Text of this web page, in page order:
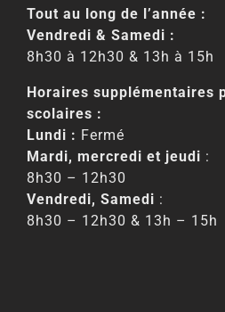
Tout au long de l’année :
Vendredi & Samedi :
8h30 à 12h30 & 13h à 15h
Horaires supplémentaires
scolaires :
Lundi : Fermé
Mardi, mercredi et jeudi :
8h30 – 12h30
Vendredi, Samedi :
8h30 – 12h30 & 13h – 15h